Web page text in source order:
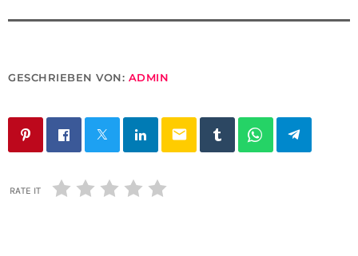
GESCHRIEBEN VON: ADMIN
email
RATE IT